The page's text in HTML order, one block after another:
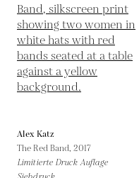
Alex Katz
The Red Band,2017
Limitierte Druck Auflage